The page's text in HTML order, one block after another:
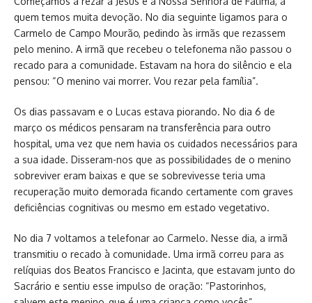
quem temos muita devoção. No dia seguinte ligamos para o
Carmelo de Campo Mourão, pedindo às irmãs que rezassem
pelo menino. A irmã que recebeu o telefonema não passou o
recado para a comunidade. Estavam na hora do silêncio e ela
pensou: “O menino vai morrer. Vou rezar pela família”.
Os dias passavam e o Lucas estava piorando. No dia 6 de
março os médicos pensaram na transferência para outro
hospital, uma vez que nem havia os cuidados necessários para
a sua idade. Disseram-nos que as possibilidades de o menino
sobreviver eram baixas e que se sobrevivesse teria uma
recuperação muito demorada ficando certamente com graves
deficiências cognitivas ou mesmo em estado vegetativo.
No dia 7 voltamos a telefonar ao Carmelo. Nesse dia, a irmã
transmitiu o recado à comunidade. Uma irmã correu para as
relíquias dos Beatos Francisco e Jacinta, que estavam junto do
Sacrário e sentiu esse impulso de oração: “Pastorinhos,